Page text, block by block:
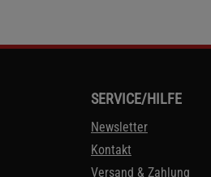
SERVICE/HILFE
Newsletter
Kontakt
Versand & Zahlung